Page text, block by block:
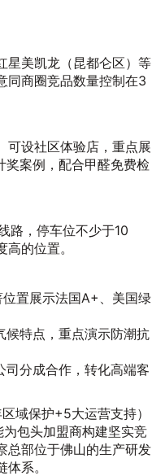
星美凯龙（昆都仑区）等
同商圈竞品数量控制在3
可设社区体验店，重点展
奖案例，配合甲醛免费检
路，停车位不少于10
的位置。
置展示法国A+、美国绿
候特点，重点演示防潮抗
司分成合作，转化高端客
域保护+5大运营支持）
包头加盟商构建坚实竞
总部位于佛山的生产研发
系。